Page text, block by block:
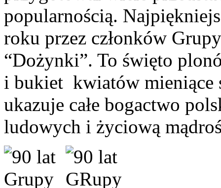
popularnością.
roku przez członków
“Dożynki”. To święto
i bukiet kwiatów mieniące
ukazuje całe bogactwo
ludowych i życiową